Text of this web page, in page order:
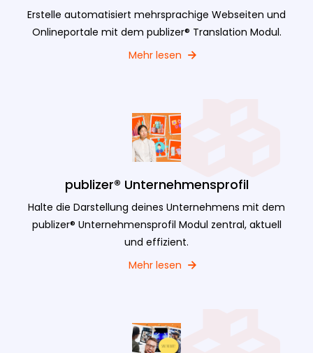
Erstelle automatisiert mehrsprachige Webseiten und
Onlineportale mit dem publizer® Translation Modul.
Mehr lesen
publizer® Unternehmensprofil
Halte die Darstellung deines Unternehmens mit dem
publizer® Unternehmensprofil Modul zentral, aktuell
und effizient.
Mehr lesen